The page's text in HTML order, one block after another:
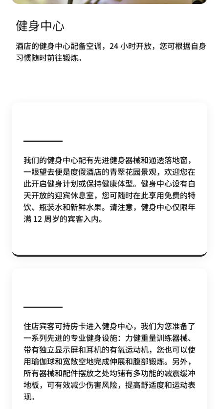
健身中心
酒店的健身中心配备空调，24 小时开放，您可根据自身
习惯随时前往锻炼。
我们的健身中心配有先进健身器械和通透落地窗，
一眼望去便是度假酒店的青翠花园景观，欢迎您在
此开启健身计划或保持健康体型。健身中心设有白
天开放的迎宾休息室，您可随时在此享用免费的特
饮、瓶装水和新鲜水果。请注意，健身中心仅限年
满 12 周岁的宾客入内。
住店宾客可持房卡进入健身中心，我们为您准备了
一系列先进的专业健身设施：力健重量训练器械、
带有独立显示屏和耳机的有氧运动机，您也可以使
用瑜伽球和宽敞空地完成伸展和腹部锻炼。另外，
所有器械和配件摆放之处均铺有多功能的减震缓冲
地板，可有效减少伤害风险，提高舒适度和运动表
现。